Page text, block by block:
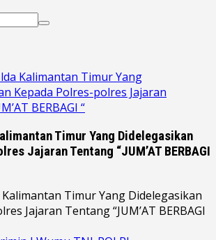
Kalimantan Timur Yang
Kepada Polres-polres Jajaran
BERBAGI “
Timur Yang Didelegasikan
Jajaran Tentang “JUM’AT BERBAGI